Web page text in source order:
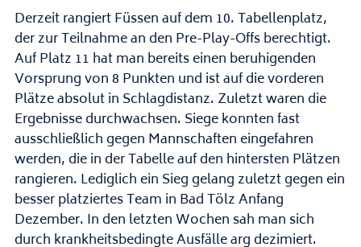
Derzeit rangiert Füssen auf dem 10. Tabellenplatz,
der zur Teilnahme an den Pre-Play-Offs berechtigt.
Auf Platz 11 hat man bereits einen beruhigenden
Vorsprung von 8 Punkten und ist auf die vorderen
Plätze absolut in Schlagdistanz. Zuletzt waren die
Ergebnisse durchwachsen. Siege konnten fast
ausschließlich gegen Mannschaften eingefahren
werden, die in der Tabelle auf den hintersten Plätzen
rangieren. Lediglich ein Sieg gelang zuletzt gegen ein
besser platziertes Team in Bad Tölz Anfang
Dezember. In den letzten Wochen sah man sich
durch krankheitsbedingte Ausfälle arg dezimiert.